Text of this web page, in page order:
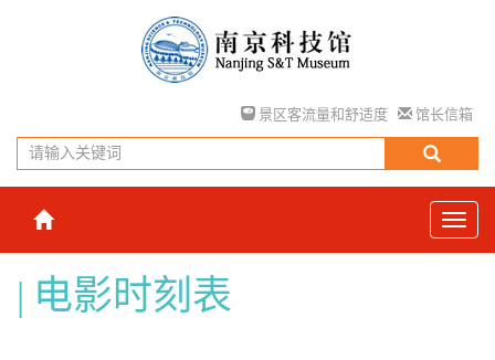
景区客流量和舒适度 馆长信箱
电影时刻表